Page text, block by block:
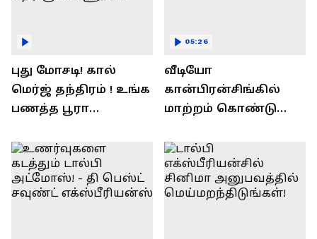
புது மோசடி! கால்
மெர்ஜ் தந்திரம் ! உங்க
பணத்த பூரா
எப்படினு
தெரிஞ்சுக்கணுமா?
வீடியோ
கான்பிரன்சிங்கில்
மாற்றம் கொண்டு
PC"
05:26